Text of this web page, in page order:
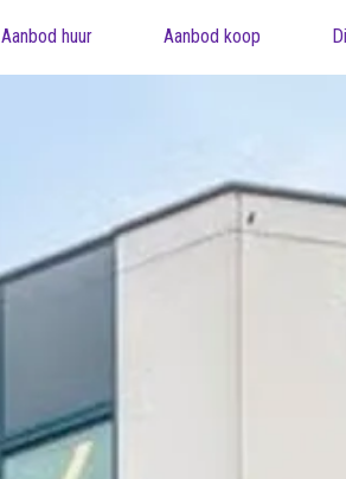
Aanbod huur Aanbod koop